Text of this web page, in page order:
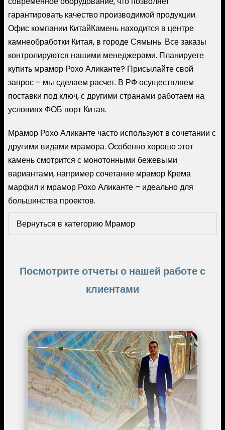
гарантировать качество производимой продукции.
Офис компании КитайКамень находится в центре
камнеобработки Китая, в городе Сямынь. Все заказы
контролируются нашими менеджерами. Планируете
купить мрамор Рохо Аликанте? Присылайте свой
запрос – мы сделаем расчет. В РФ осуществляем
поставки под ключ, с другими странами работаем на
условиях ФОБ порт Китая.
Мрамор Рохо Аликанте часто используют в сочетании с
другими видами мрамора. Особенно хорошо этот
камень смотрится с монотонными бежевыми
вариантами, например сочетание мрамор Крема
марфил и мрамор Рохо Аликанте – идеально для
большинства проектов.
Вернуться в категорию Мрамор
Посмотрите отчеты о нашей работе с
клиентами
Image